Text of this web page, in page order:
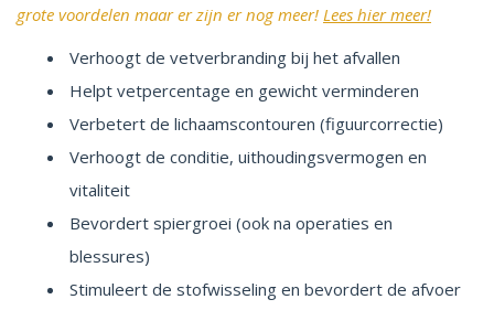
grote voordelen maar er zijn er nog meer! Lees hier meer!
Verhoogt de vetverbranding bij het afvallen
Helpt vetpercentage en gewicht verminderen
Verbetert de lichaamscontouren (figuurcorrectie)
Verhoogt de conditie, uithoudingsvermogen en
vitaliteit
Bevordert spiergroei (ook na operaties en
blessures)
Stimuleert de stofwisseling en bevordert de afvoer